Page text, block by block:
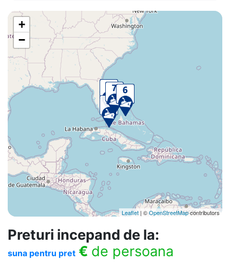
+
−
Leaflet | ©OpenStreetMapcontributors
Preturi incepand de la:
suna pentru pret € de persoana